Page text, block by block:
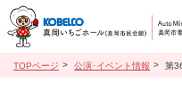
TOPページ 公演･イベント情報 第